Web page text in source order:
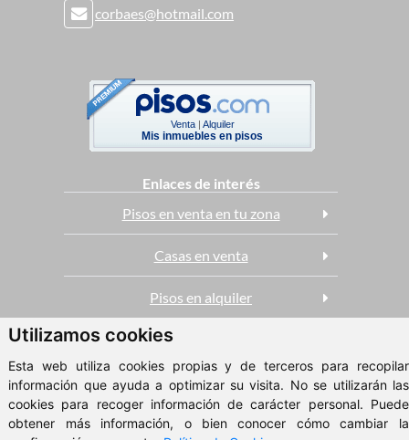
Utilizamos cookies
Esta web utiliza cookies propias y de terceros para recopilar
información que ayuda a optimizar su visita. No se utilizarán las
cookies para recoger información de carácter personal. Puede
obtener más información, o bien conocer cómo cambiar la
corbaes@hotmail.com
Venta| Alquiler
Mis inmuebles en pisos
Enlaces de interés
Pisos en venta en tu zona
Casas en venta
Pisos en alquiler
© 2026 - Xestión Inmobiliaria Corbaes
Aviso Legal